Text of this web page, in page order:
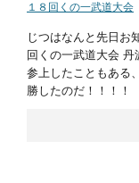
１８回くの一武道大会
じつはなんと先日お
回くの一武道大会
参上したこともある
勝したのだ！！！！